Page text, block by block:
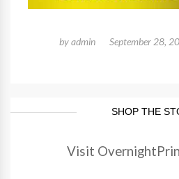
byadmin September 28,
SHOP THE
Visit